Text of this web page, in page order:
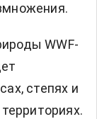
WWF-
степях и